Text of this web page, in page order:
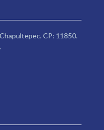
CP: 11850.